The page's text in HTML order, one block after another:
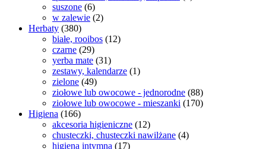
suszone (6)
w zalewie (2)
Herbaty (380)
białe, rooibos (12)
czarne (29)
yerba mate (31)
zestawy, kalendarze (1)
zielone (49)
ziołowe lub owocowe - jednorodne (88)
ziołowe lub owocowe - mieszanki (170)
Higiena (166)
akcesoria higieniczne (12)
chusteczki, chusteczki nawilżane (4)
higiena intymna (17)